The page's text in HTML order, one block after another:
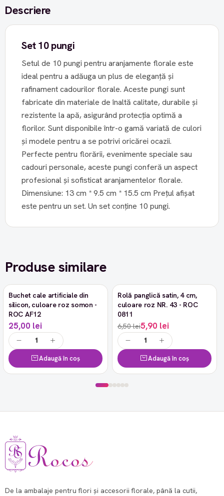
Descriere
Set 10 pungi
Setul de 10 pungi pentru aranjamente florale este
ideal pentru a adăuga un plus de eleganță și
rafinament cadourilor florale. Aceste pungi sunt
fabricate din materiale de înaltă calitate, durabile și
rezistente la apă, asigurând protecția optimă a
florilor. Sunt disponibile într-o gamă variată de culori
și modele pentru a se potrivi oricărei ocazii.
Perfecte pentru florării, evenimente speciale sau
cadouri personale, aceste pungi conferă un aspect
profesional și sofisticat aranjamentelor florale.
Dimensiune: 13 cm * 9.5 cm * 15.5 cm Prețul afișat
este pentru un set. Un set conține 10 pungi.
Produse similare
Buchet cale artificiale din
silicon, culoare roz somon -
ROC AF12
25,00 lei
Adaugă în coș
-9%
Rolă panglică satin, 4 cm,
culoare roz NR. 43 - ROC
0811
6,50 lei5,90 lei
Adaugă în coș
De la ambalaje pentru flori și accesorii florale, până la cutii,